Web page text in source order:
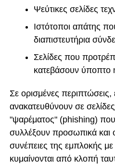
Ψεύτικες σελίδες
Ιστότοποι απάτης
διαπιστευτήρια
Σελίδες που
κατεβάσουν ύποπτο
Σε ορισμένες περιπτώσεις,
ανακατευθύνουν σε
"ψαρέματος" (phishing) που
συλλέξουν προσωπικά και
συνέπειες της εμπλοκής με
κυμαίνονται από κλοπή